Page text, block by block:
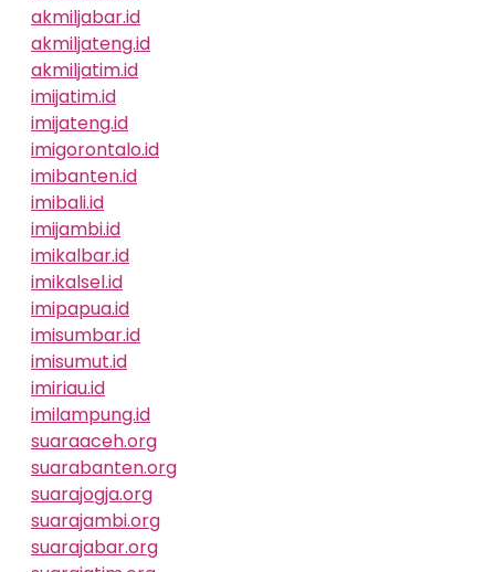
akmiljabar.id
akmiljateng.id
akmiljatim.id
imijatim.id
imijateng.id
imigorontalo.id
imibanten.id
imibali.id
imijambi.id
imikalbar.id
imikalsel.id
imipapua.id
imisumbar.id
imisumut.id
imiriau.id
imilampung.id
suaraaceh.org
suarabanten.org
suarajogja.org
suarajambi.org
suarajabar.org